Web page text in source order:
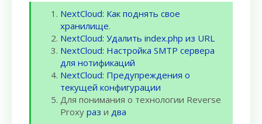
NextCloud: Как поднять свое
хранилище.
NextCloud: Удалить index.php из URL
NextCloud: Настройка SMTP сервера
для нотификаций
NextCloud: Предупреждения о
текущей конфигурации
Для понимания о технологии Reverse
Proxy раз и два